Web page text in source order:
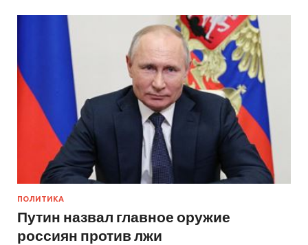
ПОЛИТИКА
Путин назвал главное оружие
россиян против лжи